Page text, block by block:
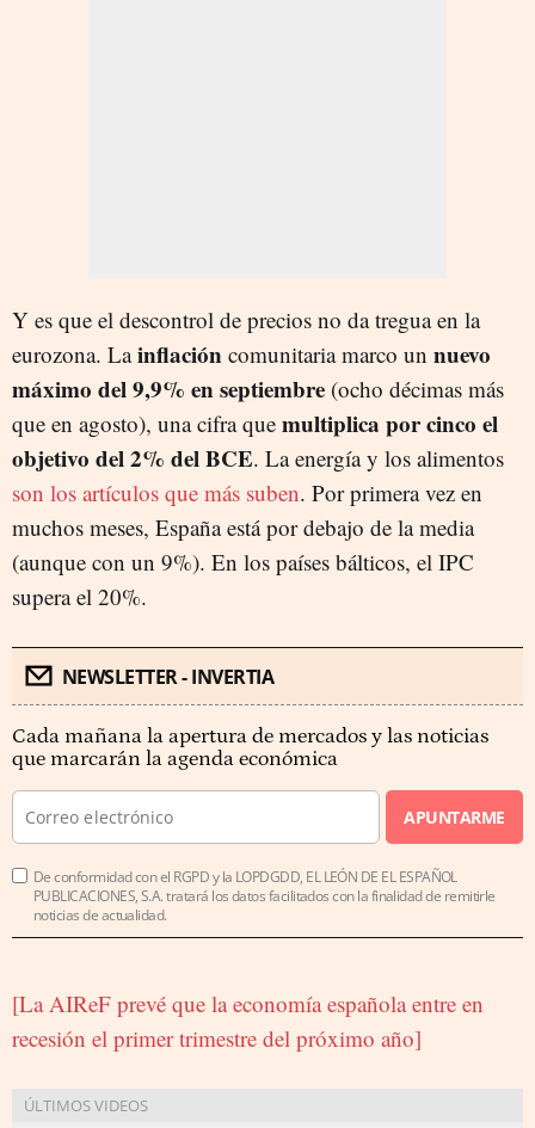
Y es que el descontrol de precios no da tregua en la
eurozona. Lainflación comunitaria marco un nuevo
máximo del 9,9% en septiembre (ocho décimas más
que en agosto), una cifra que multiplica por cinco el
objetivo del 2% del BCE. La energía y los alimentos
son los artículos que más suben. Por primera vez en
muchos meses, España está por debajo de la media
(aunque con un 9%). En los países bálticos, el IPC
supera el 20%.
NEWSLETTER - INVERTIA
Cada mañana la apertura de mercados y las noticias
que marcarán la agenda económica
APUNTARME
De conformidad con el RGPD y la LOPDGDD, EL LEÓN DE EL ESPAÑOL
PUBLICACIONES, S.A. tratará los datos facilitados con la finalidad de remitirle
noticias de actualidad.
[La AIReF prevé que la economía española entre en
recesión el primer trimestre del próximo año]